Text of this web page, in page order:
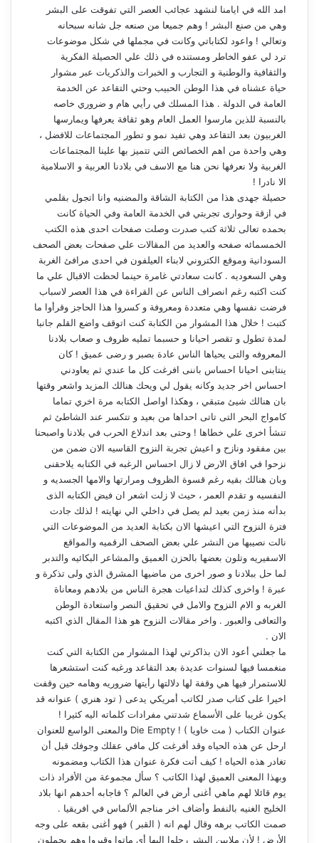
امد الله في ايامنا لنشهد عجائب العصر التي تفوقت على البشر
وهي من صنع البشر ! وهم جميعا من صنعه جل شانه سبحانه
وتعالي ! واعود لكتاباتي وكانت في مجملها في شكل موضوعات
ترد لي عفو الخاطر ومستنده في ذلك علي الحصيلة الفكرية
والثقافية والوطنية و التجارب و الخبرات والذكريات عبر مشوار
حياة عشناه في هذا الوطن الحبيب وحتي التقاعد عن الخدمة
العامة في الدولة . هذا المسلك في رأيي هام و ضروري خاصه
بالنسبة للذين مارسوا العمل العام وهو ثقافة يعرفها ويمارسها
الغربيون بعد التقاعد وهي تفيد نمو و تطور المجتماعات للافضل ،
وهي واحدة من اهم الخصائص التي تتميز بها علينا المجتماعات
الغربية ولا نعرفها نحن هنا مع الاسف في بلادنا العربية و الاسلامية
الا نادرا !
حصيلة جهدى هذا من الكتابة الشاقة والمضنيه وانا اتجول بقلمي
في ازقة وحوارى تجربتي في الخدمة العامة وفي الحياة كانت
بحمده تعالى ثلاثة كتب صدرت وصلت صفحات احدى هذه الكتب
الخمسمائه صفحه والعديد من المقالات علي صفحات بعض الصحف
السودانية وموقع الكتروني لابناء العيلفون في احدى مرافئ الغربة
وهي السعوديه . كانت سعادتي غامرة حينما لحظت الاقبال علي ما
كنت اكتبه رغم انصراف الناس عن القراءة في هذا العصر لاسباب
فرضت نفسها وهي متعددة ومعروفة و كسروا هذا الحاجز وقرأوا ما
كتبت ! خلال هذا المشوار من الكتابة كنت اتوقف واضع القلم جانبا
لمدة تطول و تقصر احيانا و حسبما تمليه ظروف و صعاب بلادنا
المعروفه والتى يحياها الناس عادة بصبر و رضى عميق ! كان
ينتابنى احيانا احساس باننى افرغت كل ما عندي ثم يعاودني
احساس اخر جديد وكانه يقول لي ويحك هنالك المزيد واشعر وقتها
بان هنالك شيئ متبقي ، وهكذا اواصل الكتابه مرة اخري تماما
كامواج البحر التى تاتى احداها من بعيد و تتكسر عند الشاطئ ثم
تنشأ اخرى علي خطاها ! وحتى بعد اندلاع الحرب في بلادنا واصبحنا
بين مفقود ونازح و اعيش تجربة النزوح القاسيه الان ضمن من
نزحوا في افاق الارض لا زال احساس الرغبه في الكتابه يلاحقنى
وبان هنالك بقيه رغم قسوة الظروف ومرارتها والامها الجسديه و
النفسيه و تقدم العمر ، حيث لا زلت اشعر ان فيض الكتابه الذى
بدأته منذ زمن بعيد لم يصل في داخلي الي نهايته ! لذلك جادت
فترة النزوح التي اعيشها الان بكتابة العديد من الموضوعات التي
نالت نصيبها من النشر علي بعض الصحف الرقميه والمواقع
الاسفيريه وتلون بعضها بالحزن العميق والمشاعر البكائيه والتدبر
لما حل ببلادنا و صور اخرى من ماضيها المشرق الذي ولى تذكرة و
عبرة ! واخرى كذلك لتداعيات هجرة الناس من بلادهم ومعاناة
الغربه و الام النزوح والامل في تحقيق النصر واستعادة الوطن
والتعافى والعبور . واخر مقالات النزوح هو هذا المقال الذي اكتبه
الان .
ما جعلني أعود الان بذاكرتي لهذا المشوار من الكتابة التي كنت
منغمسا فيها لسنوات عديدة بعد التقاعد ورغبه كنت استشعرها
للاستمرار فيها هي وقفة لها دلالتها رأيتها ضروريه وهامه حين وقفت
اخيرا على كتاب صدر لكاتب أمريكي يدعى ( تود هنري ) عنوانه قد
يكون غريبا على الأسماع شدتني مفرادات كلماته اليه كثيرا !
عنوان الكتاب ( مت خاويا ) ! Die Empty والمعنى الواسع للعنوان
ارحل عن هذه الحياه وقد أفرغت كل مافي عقلك وجوفك قبل أن
تغادر هذه الحياه ! كيف أتت فكرة عنوان هذا الكتاب ومضمونه
وبهذا المعنى العميق لهذا الكاتب ؟ سأل مجموعة من الأفراد ذات
يوم قائلا لهم ماهي أغنى أرض في العالم ؟ فاجابه أحدهم انها بلاد
الخليج الغنيه بالنفط وأضاف اخر مناجم الألماس في افريقيا .
صمت الكاتب برهه وقال لهم انه ( القبر ) فهو أغنى بقعه على وجه
الأرض ! لأن ملايين البشر رحلوا اليها أي ماتوا وقبروا وهم يحملون